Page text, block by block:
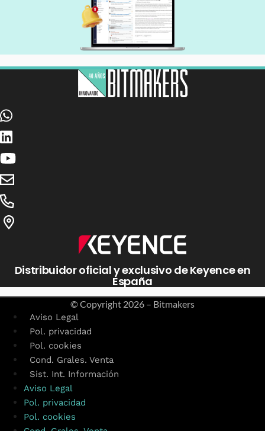
Distribuidor oficial y exclusivo de Keyence en
España
© Copyright 2026 – Bitmakers
Aviso Legal
Pol. privacidad
Pol. cookies
Cond. Grales. Venta
Sist. Int. Información
Aviso Legal
Pol. privacidad
Pol. cookies